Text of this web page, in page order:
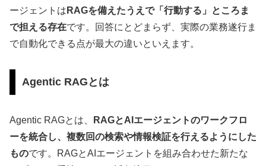
ージェントは RAGを備えたうえで「行動する」ところま
で担える存在です。回答にとどまらず、実際の業務遂行ま
で自動化できる点が最大の違いといえます。
Agentic RAGとは
Agentic RAGとは、
RAGとAIエージェントのワークフロ
ーを統合し、複数回の検索や情報検証を行えるようにした
ものです。RAGとAIエージェントを組み合わせた新たな